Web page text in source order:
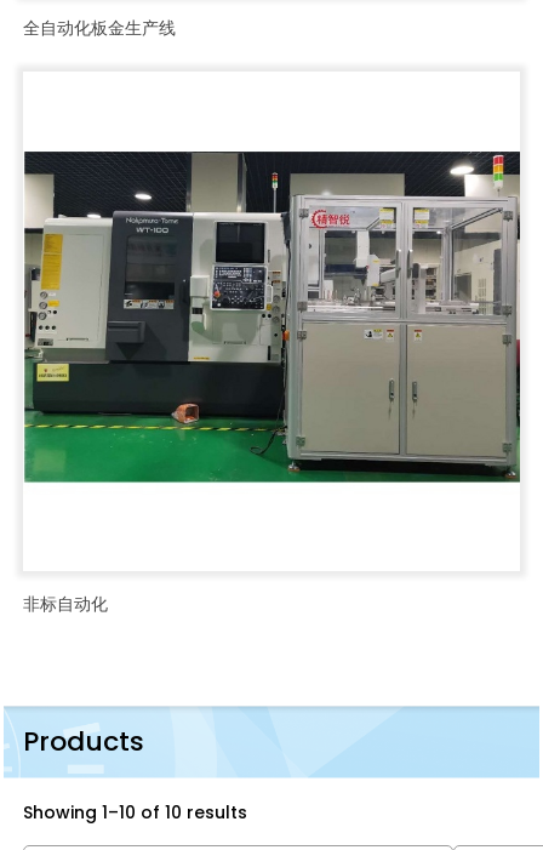
全自动化板金生产线
非标自动化
Products
Showing 1–10 of 10 results